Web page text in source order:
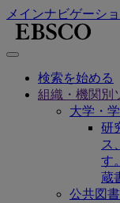
メインナビゲーシ
検索を始める
組織・機関別
大学・
研
ス
す
蔵
公共図